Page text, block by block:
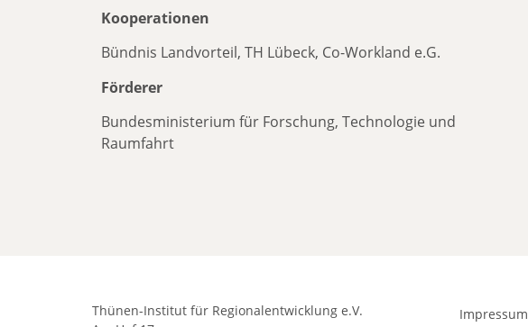
Kooperationen
Bündnis Landvorteil, TH Lübeck, Co-Workland e.G.
Förderer
Bundesministerium für Forschung, Technologie und
Raumfahrt
Thünen-Institut für Regionalentwicklung e.V.
Impressum